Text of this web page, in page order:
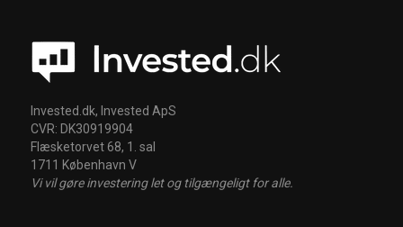
Invested.dk, Invested ApS
CVR: DK30919904
Flæsketorvet 68, 1. sal
1711 København V
Vi vil gøre investering let og tilgængeligt for alle.